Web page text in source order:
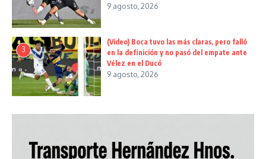
9 agosto, 2026
3
(Video) Boca tuvo las más claras, pero falló
en la definición y no pasó del empate ante
Vélez en el Ducó
9 agosto, 2026